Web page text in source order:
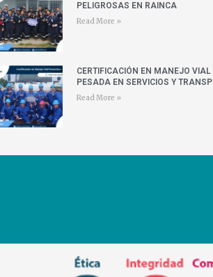
PELIGROSAS EN RAINCA
Read More »
CERTIFICACIÓN EN MANEJO
PESADA EN SERVICIOS Y
Read More »